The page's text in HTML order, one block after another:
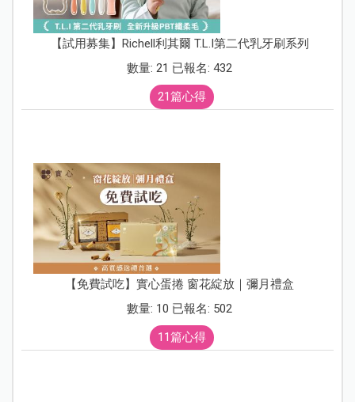
【試用募集】Richell利其爾 T.L.I第二代乳牙刷系列
數量: 21 已報名: 432
21篇心得
【免費試吃】實心蛋捲 窗花綻放｜彌月禮盒
數量: 10 已報名: 502
11篇心得